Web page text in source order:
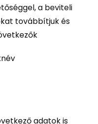
a beviteli
továbbítjuk és
adatok is